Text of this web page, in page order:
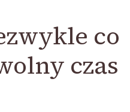
co
czas